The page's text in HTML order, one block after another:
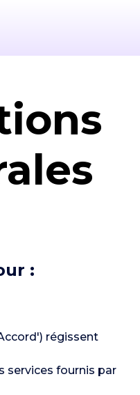
:
régissent
services fournis par